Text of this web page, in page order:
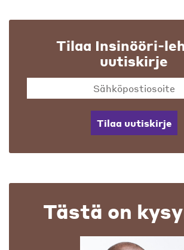
Tilaa Insinööri-
uutiskirje
Tilaa uutiskirje
Tästä on